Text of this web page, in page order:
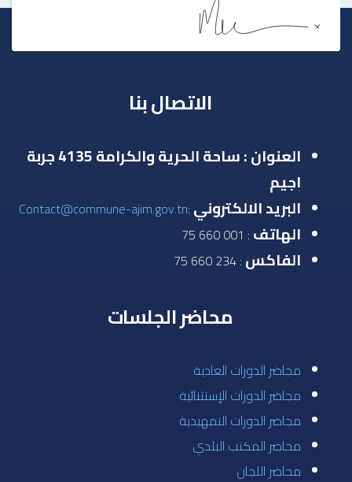
الاتصال بنا
العنوان : ساحة الحرية والكرامة 4135 جربة
اجيم
البريد الالكتروني :
Contact@commune-ajim.gov.tn
الهاتف : 001 660 75
الفاكس : 234 660 75
محاضر الجلسات
مجاضر الدورات العادية
مجاضر الدورات الإستثنائية
مجاضر الدورات التمهيدية
محاضر المكتب البلدي
محاضر اللجان